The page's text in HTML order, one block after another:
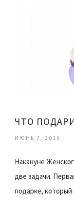
ИЮНЬ 7, 2016
Накануне
две задачи.
подарке,